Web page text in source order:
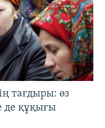
тағдыры: өз
де құқығы